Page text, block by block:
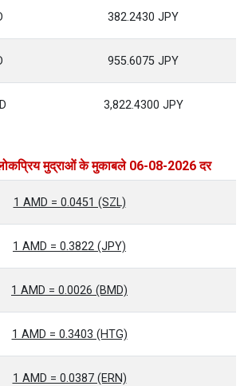
382.2430 JPY
955.6075 JPY
3,822.4300 JPY
मुद्राओं के मुकाबले 06-08-2026 दर
1 AMD = 0.0451 (SZL)
1 AMD = 0.3822 (JPY)
1 AMD = 0.0026 (BMD)
1 AMD = 0.3403 (HTG)
1 AMD = 0.0387 (ERN)